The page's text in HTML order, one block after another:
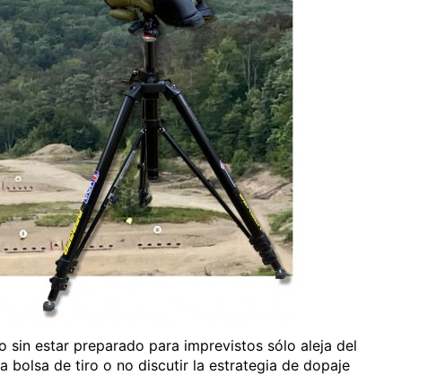
sin estar preparado para imprevistos sólo aleja del
bolsa de tiro o no discutir la estrategia de dopaje